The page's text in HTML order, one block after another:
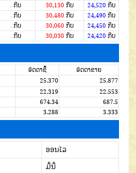
. ກີບ 30,130ກີບ 24,520ກີບ
. ກີບ 30,480ກີບ 24,490ກີບ
. ກີບ 30,060ກີບ 24,450ກີບ
. ກີບ 30,030ກີບ 24,420ກີບ
ອັດຕາຊື້
ອັດຕາຂາຍ
25.370
25.877
22.319
22.553
674.34
687.5
3.288 3.333
ອອນໄລ
ມື້ນີ້